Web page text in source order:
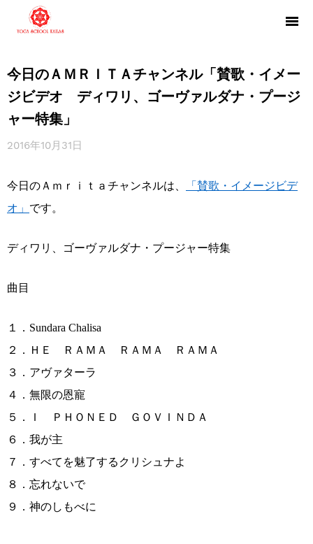
今日のＡＭＲＩＴＡチャンネル「賛歌・イメー
ジビデオ ディワリ、ゴーヴァルダナ・プージ
ャー特集」
2016年10月31日
今日のＡｍｒｉｔａチャンネルは、
「賛歌・イメージビデ
オ」 です。
ディワリ、ゴーヴァルダナ・プージャー特集
曲目
１．Sundara Chalisa
２．ＨＥ ＲＡＭＡ ＲＡＭＡ ＲＡＭＡ
３．アヴァターラ
４．無限の恩寵
５．Ｉ ＰＨＯＮＥＤ ＧＯＶＩＮＤＡ
６．我が主
７．すべてを魅了するクリシュナよ
８．忘れないで
９．神のしもべに